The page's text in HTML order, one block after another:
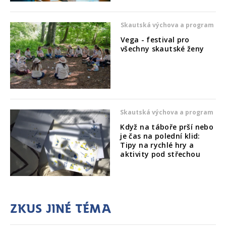
Skautská výchova a program
Vega - festival pro
všechny skautské ženy
Skautská výchova a program
Když na táboře prší nebo
je čas na polední klid:
Tipy na rychlé hry a
aktivity pod střechou
Zkus jiné téma